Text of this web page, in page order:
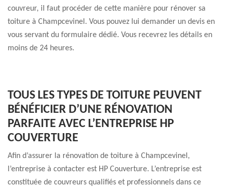
couvreur, il faut procéder de cette manière pour rénover sa
toiture à Champcevinel. Vous pouvez lui demander un devis en
vous servant du formulaire dédié. Vous recevrez les détails en
moins de 24 heures.
TOUS LES TYPES DE TOITURE PEUVENT
BÉNÉFICIER D’UNE RÉNOVATION
PARFAITE AVEC L’ENTREPRISE HP
COUVERTURE
Afin d’assurer la rénovation de toiture à Champcevinel,
l’entreprise à contacter est HP Couverture. L’entreprise est
constituée de couvreurs qualifiés et professionnels dans ce